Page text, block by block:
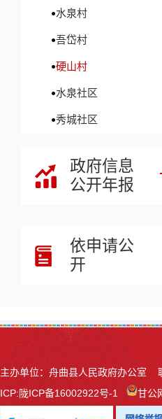
水泉村
吾岱村
硬山村
水泉社区
秀城社区
政府信息
公开年报
依申请公
开
主办单位：舟曲县人民政府办公室
ICP:陇ICP备16002922号-1 甘公